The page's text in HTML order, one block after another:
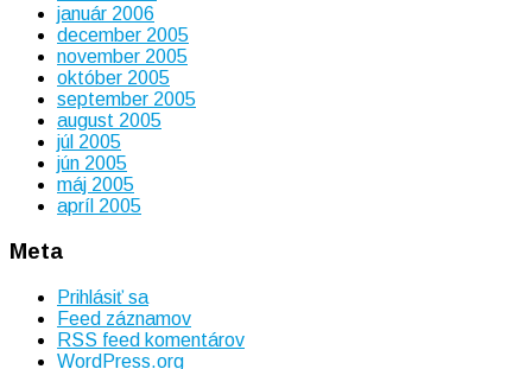
január 2006
december 2005
november 2005
október 2005
september 2005
august 2005
júl 2005
jún 2005
máj 2005
apríl 2005
Meta
Prihlásiť sa
Feed záznamov
RSS feed komentárov
WordPress.org